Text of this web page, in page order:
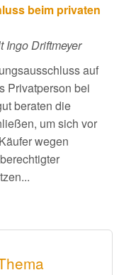
beim privaten
Ingo Driftmeyer
auf
Privatperson bei
beraten die
um sich vor
wegen